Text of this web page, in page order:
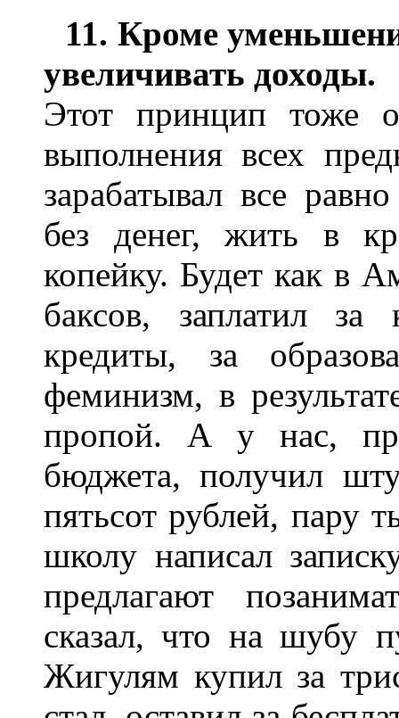
11. Кроме
увеличивать доходы.
Этот принцип тоже
выполнения всех
зарабатывал все
без денег, жить в
копейку. Будет как в
баксов, заплатил за
кредиты, за
феминизм, в
пропой. А у нас,
бюджета, получил
пятьсот рублей, пару
школу написал
предлагают
сказал, что на шубу
Жигулям купил за